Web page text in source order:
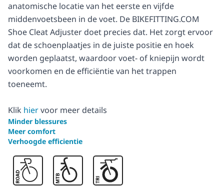
anatomische locatie van het eerste en vijfde
middenvoetsbeen in de voet. De BIKEFITTING.COM
Shoe Cleat Adjuster doet precies dat. Het zorgt ervoor
dat de schoenplaatjes in de juiste positie en hoek
worden geplaatst, waardoor voet- of kniepijn wordt
voorkomen en de efficiëntie van het trappen
toeneemt.
Klik hiervoor meer details
Minder blessures
Meer comfort
Verhoogde efficientie